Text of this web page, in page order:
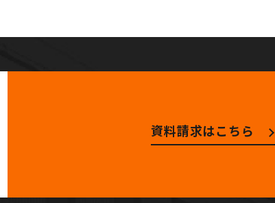
資料請求はこちら